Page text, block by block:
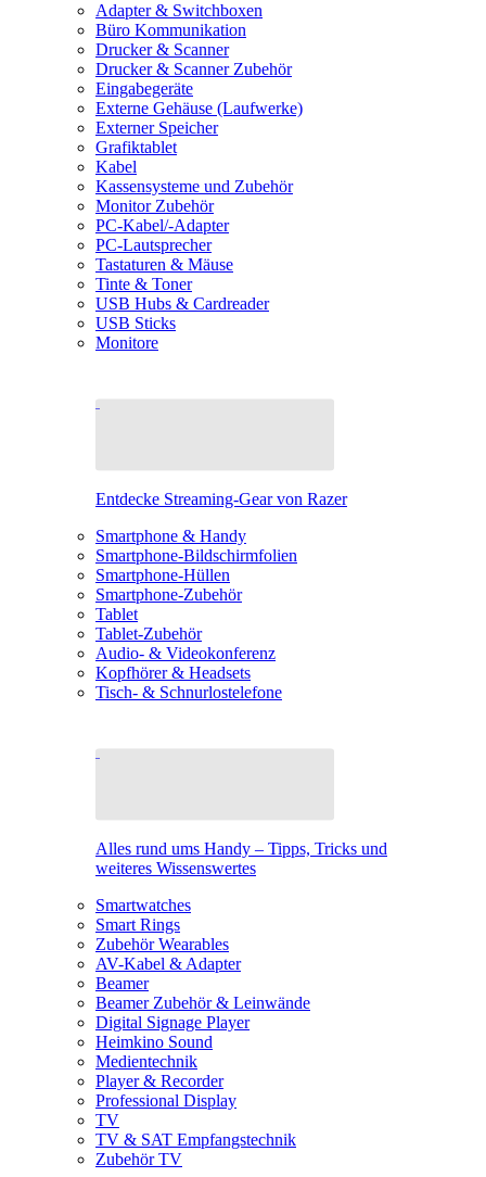
Adapter & Switchboxen
Büro Kommunikation
Drucker & Scanner
Drucker & Scanner Zubehör
Eingabegeräte
Externe Gehäuse (Laufwerke)
Externer Speicher
Grafiktablet
Kabel
Kassensysteme und Zubehör
Monitor Zubehör
PC-Kabel/-Adapter
PC-Lautsprecher
Tastaturen & Mäuse
Tinte & Toner
USB Hubs & Cardreader
USB Sticks
Monitore
Entdecke Streaming-Gear von Razer
Smartphone & Handy
Smartphone-Bildschirmfolien
Smartphone-Hüllen
Smartphone-Zubehör
Tablet
Tablet-Zubehör
Audio- & Videokonferenz
Kopfhörer & Headsets
Tisch- & Schnurlostelefone
Alles rund ums Handy – Tipps, Tricks und
weiteres Wissenswertes
Smartwatches
Smart Rings
Zubehör Wearables
AV-Kabel & Adapter
Beamer
Beamer Zubehör & Leinwände
Digital Signage Player
Heimkino Sound
Medientechnik
Player & Recorder
Professional Display
TV
TV & SAT Empfangstechnik
Zubehör TV